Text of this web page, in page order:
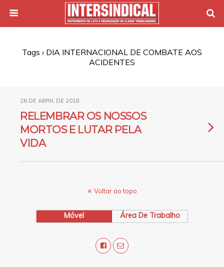
Tags › DIA INTERNACIONAL DE COMBATE AOS
ACIDENTES
26 DE ABRIL DE 2018
RELEMBRAR OS NOSSOS
MORTOS E LUTAR PELA
VIDA
Voltar ao topo
Móvel Área De Trabalho